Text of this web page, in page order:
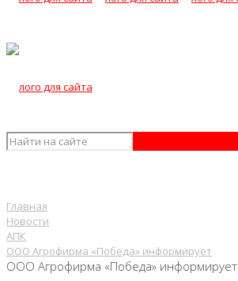
Главная
Новости
АПК
ООО Агрофирма «Победа» информирует
ООО Агрофирма «Победа» информирует